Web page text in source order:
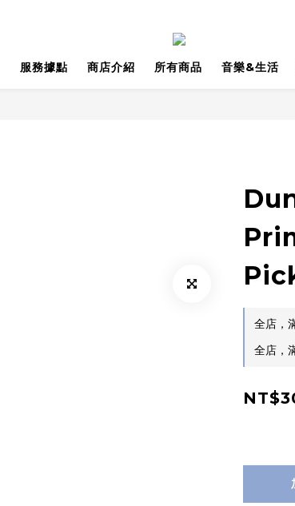
服務據點 商店介紹 所有商品 音樂&生活
全店，
全店，